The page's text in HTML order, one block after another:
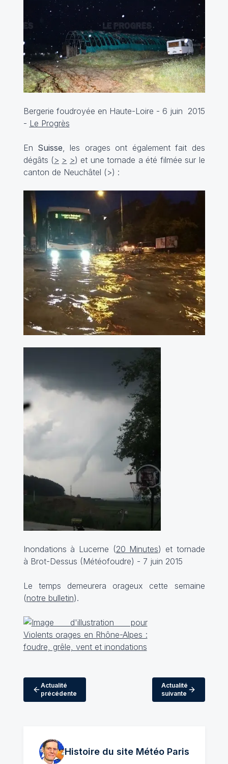
Bergerie foudroyée en Haute-Loire - 6 juin 2015
- Le Progrès
En Suisse, les orages ont également fait des
dégâts (> > >) et une tornade a été filmée sur le
canton de Neuchâtel (>) :
Inondations à Lucerne (20 Minutes) et tornade
à Brot-Dessus (Météofoudre) - 7 juin 2015
Le temps demeurera orageux cette semaine
(notre bulletin).
Actualité
précédente
Actualité
suivante
Histoire du site MétéoParis